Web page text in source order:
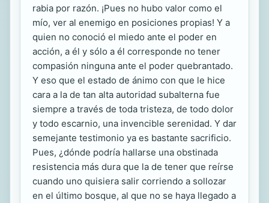
rabia por razón. ¡Pues no hubo valor como el
mío, ver al enemigo en posiciones propias! Y a
quien no conoció el miedo ante el poder en
acción, a él y sólo a él corresponde no tener
compasión ninguna ante el poder quebrantado.
Y eso que el estado de ánimo con que le hice
cara a la de tan alta autoridad subalterna fue
siempre a través de toda tristeza, de todo dolor
y todo escarnio, una invencible serenidad. Y dar
semejante testimonio ya es bastante sacrificio.
Pues, ¿dónde podría hallarse una obstinada
resistencia más dura que la de tener que reírse
cuando uno quisiera salir corriendo a sollozar
en el último bosque, al que no se haya llegado a